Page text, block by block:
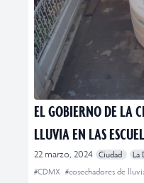
EL GOBIERNO DE LA
LLUVIA EN LAS
22 marzo, 2024 Ciudad
La
#CDMX #cosechadores de